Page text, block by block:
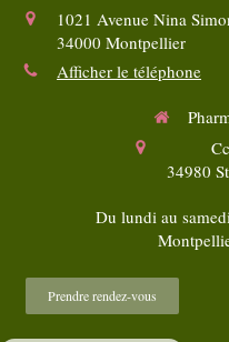
1021 Avenue Nina
34000 Montpellier
Afficher le téléphone
34980
Du lundi au
Prendre rendez-vous